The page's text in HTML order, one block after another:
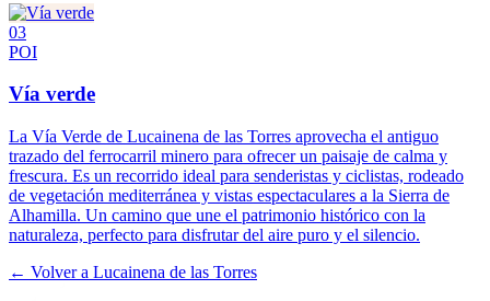
03
POI
Vía verde
La Vía Verde de Lucainena de las Torres aprovecha el antiguo
trazado del ferrocarril minero para ofrecer un paisaje de calma y
frescura. Es un recorrido ideal para senderistas y ciclistas, rodeado
de vegetación mediterránea y vistas espectaculares a la Sierra de
Alhamilla. Un camino que une el patrimonio histórico con la
naturaleza, perfecto para disfrutar del aire puro y el silencio.
← Volver a Lucainena de las Torres